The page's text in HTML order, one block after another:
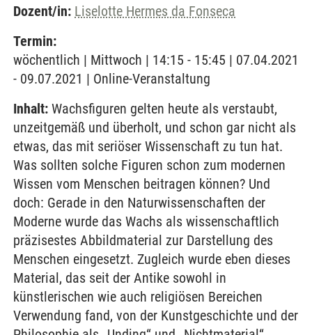
Dozent/in: Liselotte Hermes da Fonseca
Termin:
wöchentlich | Mittwoch | 14:15 - 15:45 | 07.04.2021
- 09.07.2021 | Online-Veranstaltung
Inhalt: Wachsfiguren gelten heute als verstaubt,
unzeitgemäß und überholt, und schon gar nicht als
etwas, das mit seriöser Wissenschaft zu tun hat.
Was sollten solche Figuren schon zum modernen
Wissen vom Menschen beitragen können? Und
doch: Gerade in den Naturwissenschaften der
Moderne wurde das Wachs als wissenschaftlich
präzisestes Abbildmaterial zur Darstellung des
Menschen eingesetzt. Zugleich wurde eben dieses
Material, das seit der Antike sowohl in
künstlerischen wie auch religiösen Bereichen
Verwendung fand, von der Kunstgeschichte und der